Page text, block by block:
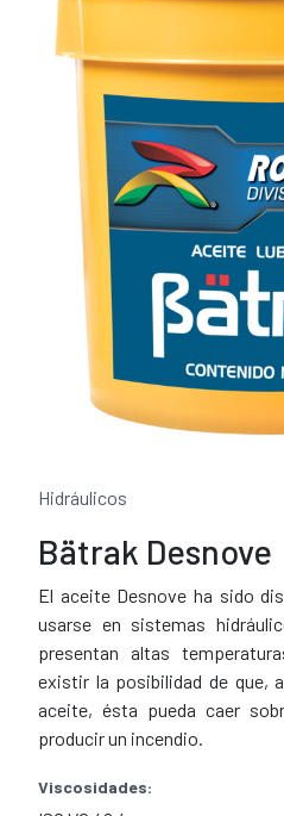
Hidráulicos
Bätrak Desnove
El aceite Desnove ha sido
usarse en sistemas
presentan altas
existir la posibilidad de que,
aceite, ésta pueda caer
producir un incendio.
Viscosidades: